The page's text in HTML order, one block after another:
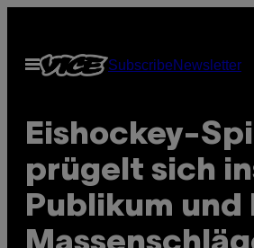
content
Open
Menu
SubscribeNewsletter
Eishockey-
prügelt sich
Publikum und